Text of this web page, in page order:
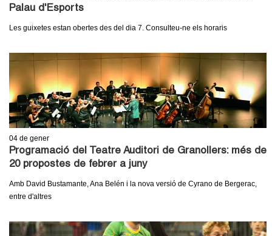
Palau d'Esports
Les guixetes estan obertes des del dia 7. Consulteu-ne els horaris
04 de gener
Programació del Teatre Auditori de Granollers: més de
20 propostes de febrer a juny
Amb David Bustamante, Ana Belén i la nova versió de Cyrano de Bergerac,
entre d'altres